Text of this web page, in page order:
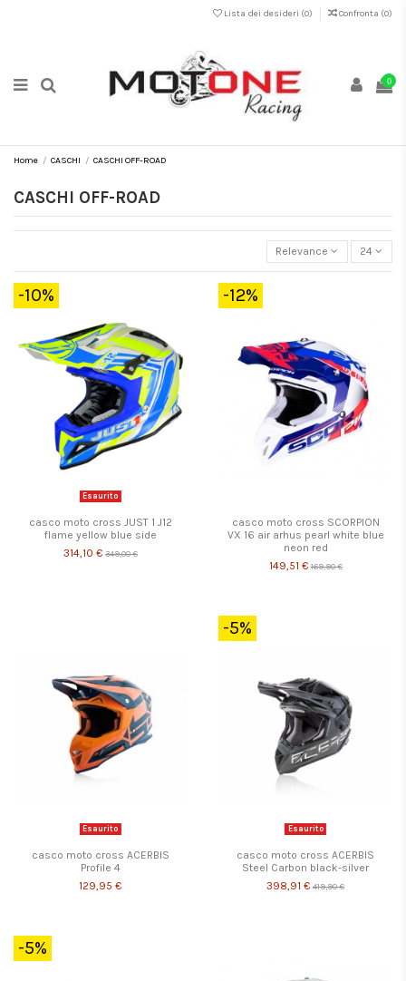
Lista dei desideri (0) Confronta (0)
0
Home CASCHI CASCHI OFF-ROAD
CASCHI OFF-ROAD
Relevance 24
-10%
Esaurito
casco moto cross JUST 1 J12
flame yellow blue side
314,10 € 349,00 €
-12%
casco moto cross SCORPION
VX 16 air arhus pearl white blue
neon red
149,51 € 169,90 €
Esaurito
casco moto cross ACERBIS
Profile 4
129,95 €
-5%
Esaurito
casco moto cross ACERBIS
Steel Carbon black-silver
398,91 € 419,90 €
-5%